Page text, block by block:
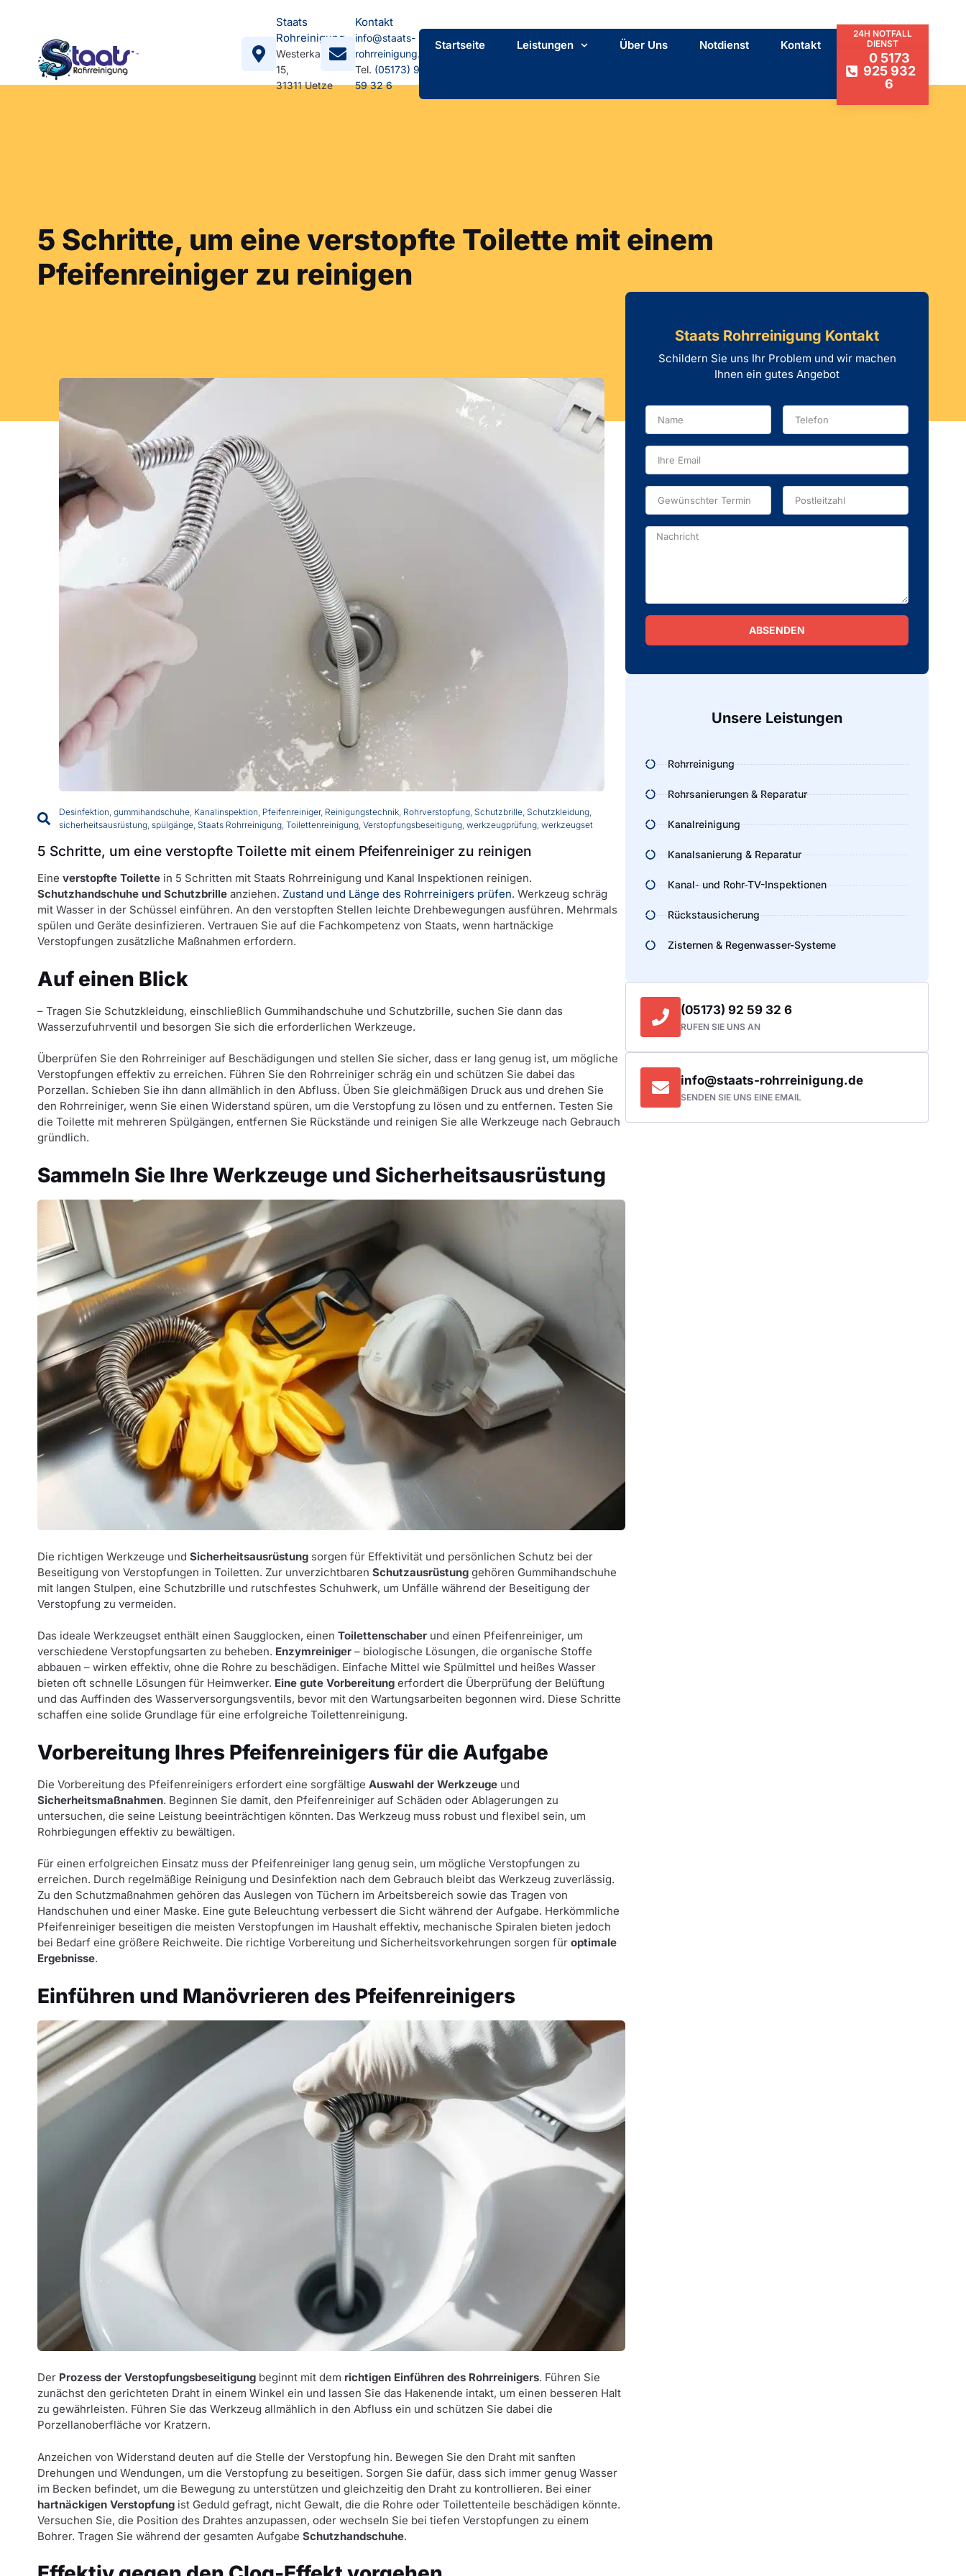
Staats
Rohreinigung
Westerkampstr.
15,
31311 Uetze
Kontakt
info@staats-
rohrreinigung.de
Tel. (05173) 92
59 32 6
Startseite Leistungen Über Uns Notdienst Kontakt
24H NOTFALL
DIENST
0 5173
925 932
6
5 Schritte, um eine verstopfte Toilette mit einem
Pfeifenreiniger zu reinigen
Desinfektion, gummihandschuhe, Kanalinspektion, Pfeifenreiniger, Reinigungstechnik, Rohrverstopfung, Schutzbrille, Schutzkleidung,
sicherheitsausrüstung, spülgänge, Staats Rohrreinigung, Toilettenreinigung, Verstopfungsbeseitigung, werkzeugprüfung, werkzeugset
5 Schritte, um eine verstopfte Toilette mit einem Pfeifenreiniger zu reinigen
Eine verstopfte Toilette in 5 Schritten mit Staats Rohrreinigung und Kanal Inspektionen reinigen.
Schutzhandschuhe und Schutzbrille anziehen. Zustand und Länge des Rohrreinigers prüfen. Werkzeug schräg
mit Wasser in der Schüssel einführen. An den verstopften Stellen leichte Drehbewegungen ausführen. Mehrmals
spülen und Geräte desinfizieren. Vertrauen Sie auf die Fachkompetenz von Staats, wenn hartnäckige
Verstopfungen zusätzliche Maßnahmen erfordern.
Auf einen Blick
– Tragen Sie Schutzkleidung, einschließlich Gummihandschuhe und Schutzbrille, suchen Sie dann das
Wasserzufuhrventil und besorgen Sie sich die erforderlichen Werkzeuge.
Überprüfen Sie den Rohrreiniger auf Beschädigungen und stellen Sie sicher, dass er lang genug ist, um mögliche
Verstopfungen effektiv zu erreichen. Führen Sie den Rohrreiniger schräg ein und schützen Sie dabei das
Porzellan. Schieben Sie ihn dann allmählich in den Abfluss. Üben Sie gleichmäßigen Druck aus und drehen Sie
den Rohrreiniger, wenn Sie einen Widerstand spüren, um die Verstopfung zu lösen und zu entfernen. Testen Sie
die Toilette mit mehreren Spülgängen, entfernen Sie Rückstände und reinigen Sie alle Werkzeuge nach Gebrauch
gründlich.
Sammeln Sie Ihre Werkzeuge und Sicherheitsausrüstung
Die richtigen Werkzeuge und Sicherheitsausrüstung sorgen für Effektivität und persönlichen Schutz bei der
Beseitigung von Verstopfungen in Toiletten. Zur unverzichtbaren Schutzausrüstung gehören Gummihandschuhe
mit langen Stulpen, eine Schutzbrille und rutschfestes Schuhwerk, um Unfälle während der Beseitigung der
Verstopfung zu vermeiden.
Das ideale Werkzeugset enthält einen Saugglocken, einen Toilettenschaber und einen Pfeifenreiniger, um
verschiedene Verstopfungsarten zu beheben. Enzymreiniger – biologische Lösungen, die organische Stoffe
abbauen – wirken effektiv, ohne die Rohre zu beschädigen. Einfache Mittel wie Spülmittel und heißes Wasser
bieten oft schnelle Lösungen für Heimwerker. Eine gute Vorbereitung erfordert die Überprüfung der Belüftung
und das Auffinden des Wasserversorgungsventils, bevor mit den Wartungsarbeiten begonnen wird. Diese Schritte
schaffen eine solide Grundlage für eine erfolgreiche Toilettenreinigung.
Vorbereitung Ihres Pfeifenreinigers für die Aufgabe
Die Vorbereitung des Pfeifenreinigers erfordert eine sorgfältige Auswahl der Werkzeuge und
Sicherheitsmaßnahmen. Beginnen Sie damit, den Pfeifenreiniger auf Schäden oder Ablagerungen zu
untersuchen, die seine Leistung beeinträchtigen könnten. Das Werkzeug muss robust und flexibel sein, um
Rohrbiegungen effektiv zu bewältigen.
Für einen erfolgreichen Einsatz muss der Pfeifenreiniger lang genug sein, um mögliche Verstopfungen zu
erreichen. Durch regelmäßige Reinigung und Desinfektion nach dem Gebrauch bleibt das Werkzeug zuverlässig.
Zu den Schutzmaßnahmen gehören das Auslegen von Tüchern im Arbeitsbereich sowie das Tragen von
Handschuhen und einer Maske. Eine gute Beleuchtung verbessert die Sicht während der Aufgabe. Herkömmliche
Pfeifenreiniger beseitigen die meisten Verstopfungen im Haushalt effektiv, mechanische Spiralen bieten jedoch
bei Bedarf eine größere Reichweite. Die richtige Vorbereitung und Sicherheitsvorkehrungen sorgen für optimale
Ergebnisse.
Einführen und Manövrieren des Pfeifenreinigers
Der Prozess der Verstopfungsbeseitigung beginnt mit dem richtigen Einführen des Rohrreinigers. Führen Sie
zunächst den gerichteten Draht in einem Winkel ein und lassen Sie das Hakenende intakt, um einen besseren Halt
zu gewährleisten. Führen Sie das Werkzeug allmählich in den Abfluss ein und schützen Sie dabei die
Porzellanoberfläche vor Kratzern.
Anzeichen von Widerstand deuten auf die Stelle der Verstopfung hin. Bewegen Sie den Draht mit sanften
Drehungen und Wendungen, um die Verstopfung zu beseitigen. Sorgen Sie dafür, dass sich immer genug Wasser
im Becken befindet, um die Bewegung zu unterstützen und gleichzeitig den Draht zu kontrollieren. Bei einer
hartnäckigen Verstopfung ist Geduld gefragt, nicht Gewalt, die die Rohre oder Toilettenteile beschädigen könnte.
Versuchen Sie, die Position des Drahtes anzupassen, oder wechseln Sie bei tiefen Verstopfungen zu einem
Bohrer. Tragen Sie während der gesamten Aufgabe Schutzhandschuhe.
Staats Rohrreinigung Kontakt
Schildern Sie uns Ihr Problem und wir machen
Ihnen ein gutes Angebot
ABSENDEN
Unsere Leistungen
Rohrreinigung
Rohrsanierungen & Reparatur
Kanalreinigung
Kanalsanierung & Reparatur
Kanal- und Rohr-TV-Inspektionen
Rückstausicherung
Zisternen & Regenwasser-Systeme
(05173) 92 59 32 6
RUFEN SIE UNS AN
info@staats-rohrreinigung.de
SENDEN SIE UNS EINE EMAIL